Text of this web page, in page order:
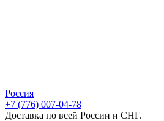
Россия
+7 (776) 007-04-78
Доставка по всей России и СНГ.